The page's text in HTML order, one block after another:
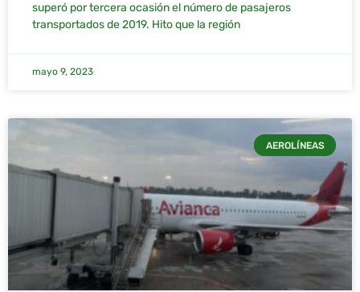
superó por tercera ocasión el número de pasajeros
transportados de 2019. Hito que la región
mayo 9, 2023
AEROLÍNEAS